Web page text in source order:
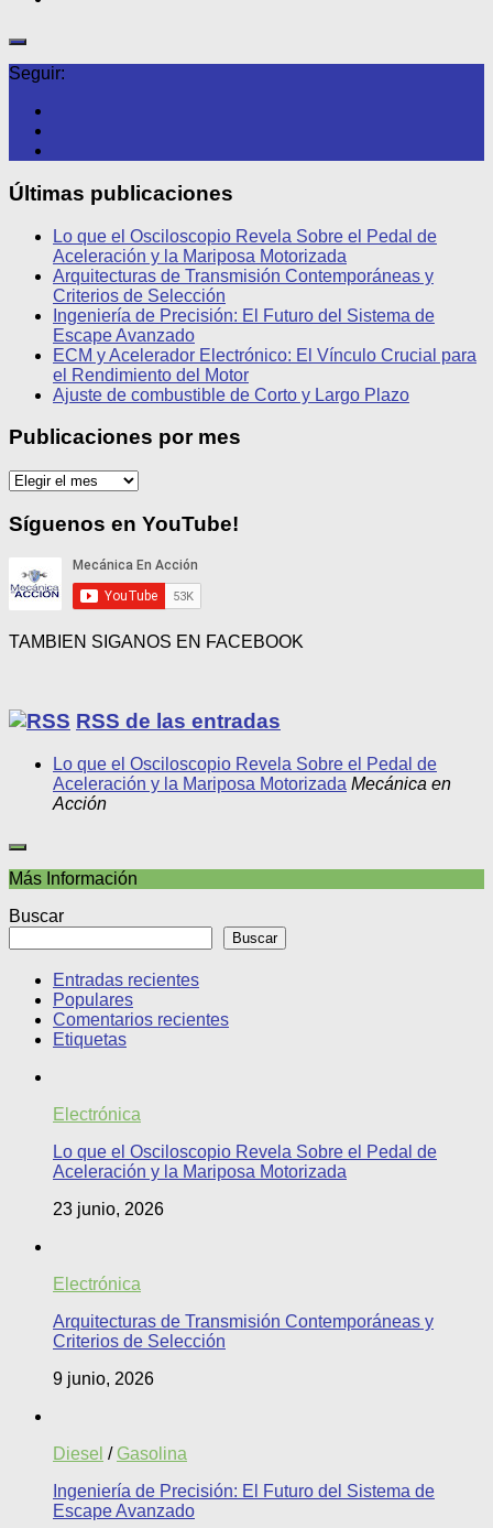
Seguir:
Últimas publicaciones
Lo que el Osciloscopio Revela Sobre el Pedal de
Aceleración y la Mariposa Motorizada
Arquitecturas de Transmisión Contemporáneas y
Criterios de Selección
Ingeniería de Precisión: El Futuro del Sistema de
Escape Avanzado
ECM y Acelerador Electrónico: El Vínculo Crucial para
el Rendimiento del Motor
Ajuste de combustible de Corto y Largo Plazo
Publicaciones por mes
Publicaciones
mes
Síguenos en YouTube!
TAMBIEN SIGANOS EN FACEBOOK
RSS de las entradas
Lo que el Osciloscopio Revela Sobre el Pedal de
Aceleración y la Mariposa Motorizada Mecánica en
Acción
Más Información
Buscar
Buscar
Entradas recientes
Populares
Comentarios recientes
Etiquetas
Electrónica
Lo que el Osciloscopio Revela Sobre el Pedal de
Aceleración y la Mariposa Motorizada
23 junio, 2026
Electrónica
Arquitecturas de Transmisión Contemporáneas y
Criterios de Selección
9 junio, 2026
Diesel / Gasolina
Ingeniería de Precisión: El Futuro del Sistema de
Escape Avanzado